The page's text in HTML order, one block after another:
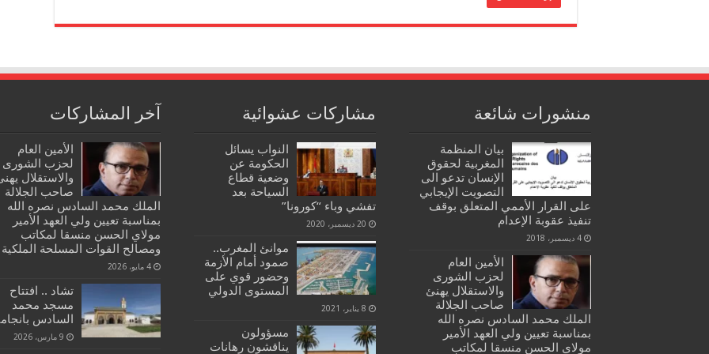
منشورات شائعة
بيان المنظمة
المغربية لحقوق
الإنسان تدعو الى
التصويت الإيجابي
على القرار الأممي المتعلق بوقف
تنفيذ عقوبة الإعدام
4 ديسمبر، 2018
الأمين العام
لحزب الشورى
والاستقلال يهنئ
صاحب الجلالة
الملك محمد السادس نصره الله
بمناسبة تعيين ولي العهد الأمير
مولاي الحسن منسقا لمكاتب
مشاركات عشوائية
النواب يسائل
الحكومة عن
وضعية قطاع
السياحة بعد
تفشي وباء “كورونا”
20 ديسمبر، 2020
موانئ المغرب..
صمود أمام الأزمة
وحضور قوي على
المستوى الدولي
8 يناير، 2021
مسؤولون
يناقشون رهانات
آخر المشاركات
الأمين العام
لحزب الشورى
والاستقلال
صاحب الجلالة
الملك محمد السادس نصره الله
بمناسبة تعيين ولي العهد الأمير
مولاي الحسن منسقا لمكاتب
ومصالح القوات المسلحة الملكية
4 مايو، 2026
تشاد .. افتتاح
مسجد محمد
السادس
9 مارس، 2026